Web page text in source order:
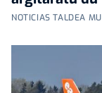
NOTICIAS TALDEA